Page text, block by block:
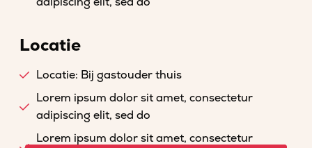
Locatie
Locatie: Bij gastouder thuis
Lorem ipsum dolor sit amet, consectetur
adipiscing elit, sed do
Lorem ipsum dolor sit amet, consectetur